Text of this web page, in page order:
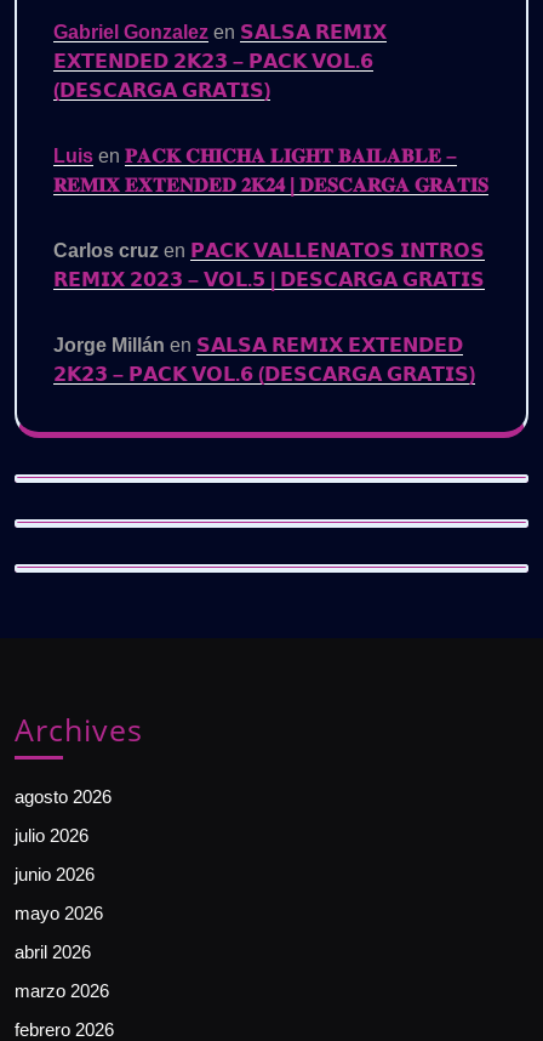
Gabriel Gonzalez en 𝗦𝗔𝗟𝗦𝗔 𝗥𝗘𝗠𝗜𝗫
𝗘𝗫𝗧𝗘𝗡𝗗𝗘𝗗 𝟮𝗞𝟮𝟯 – 𝗣𝗔𝗖𝗞 𝗩𝗢𝗟.𝟲
(𝗗𝗘𝗦𝗖𝗔𝗥𝗚𝗔 𝗚𝗥𝗔𝗧𝗜𝗦)
Luis en 𝐏𝐀𝐂𝐊 𝐂𝐇𝐈𝐂𝐇𝐀 𝐋𝐈𝐆𝐇𝐓 𝐁𝐀𝐈𝐋𝐀𝐁𝐋𝐄 –
𝐑𝐄𝐌𝐈𝐗 𝐄𝐗𝐓𝐄𝐍𝐃𝐄𝐃 𝟐𝐊𝟐𝟒 | 𝐃𝐄𝐒𝐂𝐀𝐑𝐆𝐀 𝐆𝐑𝐀𝐓𝐈𝐒
Carlos cruz en 𝗣𝗔𝗖𝗞 𝗩𝗔𝗟𝗟𝗘𝗡𝗔𝗧𝗢𝗦 𝗜𝗡𝗧𝗥𝗢𝗦
𝗥𝗘𝗠𝗜𝗫 𝟮𝟬𝟮𝟯 – 𝗩𝗢𝗟.𝟱 | 𝗗𝗘𝗦𝗖𝗔𝗥𝗚𝗔 𝗚𝗥𝗔𝗧𝗜𝗦
Jorge Millán en 𝗦𝗔𝗟𝗦𝗔 𝗥𝗘𝗠𝗜𝗫 𝗘𝗫𝗧𝗘𝗡𝗗𝗘𝗗
𝟮𝗞𝟮𝟯 – 𝗣𝗔𝗖𝗞 𝗩𝗢𝗟.𝟲 (𝗗𝗘𝗦𝗖𝗔𝗥𝗚𝗔 𝗚𝗥𝗔𝗧𝗜𝗦)
Archives
agosto 2026
julio 2026
junio 2026
mayo 2026
abril 2026
marzo 2026
febrero 2026